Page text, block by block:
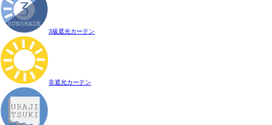
3級遮光カーテン
非遮光カーテン